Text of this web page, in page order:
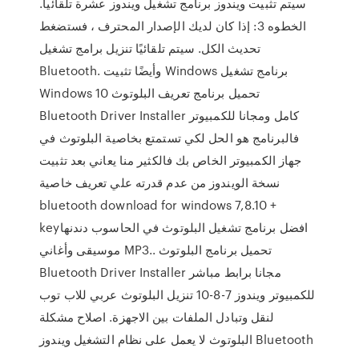
الخطوه 3: إذا كان لديك الإصدار المحترف ، فستضغط
تحديث الكل. سيتم تلقائيًا تنزيل برامج تشغيل
Bluetooth. وأيضًا تثبيت Windows برنامج تشغيل
Windows 10 تحميل برنامج تعريف البلوتوث
Bluetooth Driver Installer كامل ومجانا للكمبيوتر
فالبرنامج هو الحل لكي تستمتع بخاصية البلوتوث في
جهاز الكمبيوتر الخاص بك فالكثير منا يعاني بعد تثبيت
نسخة الويندوز من عدم قدرته علي تعريف خاصية
bluetooth download for windows 7,8.10 +
keyافضل برنامج تشغيل البلوتوث في الحاسوب دندنها
موسيقى وأغاني MP3.. تحميل برنامج البلوتوث
Bluetooth Driver Installer مجانا برابط مباشر
للكمبيوتر ويندوز 7-8-10 تنزيل البلوتوث عربي للاب توب
لنقل وتبادل الملفات بين الاجهزة. اصلاح مشكلة
البلوتوث لا يعمل على نظام التشغيل ويندوز Bluetooth